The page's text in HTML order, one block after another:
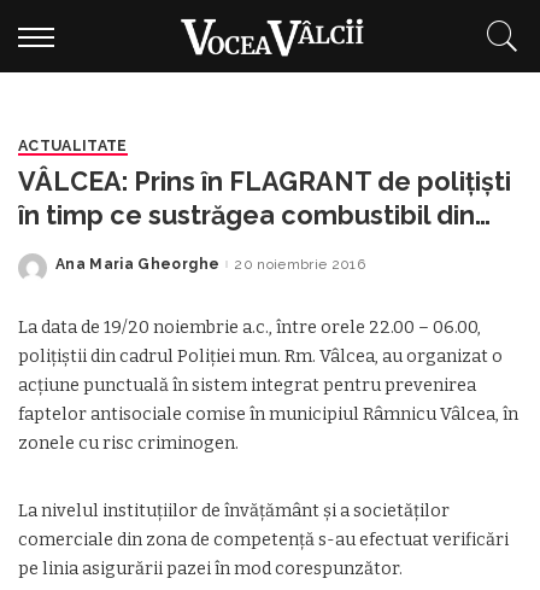
ACTUALITATE
VÂLCEA: Prins în FLAGRANT de poliţişti
în timp ce sustrăgea combustibil din
nişte autotrenuri
Posted
Ana Maria Gheorghe 20 noiembrie 2016
La data de 19/20 noiembrie a.c., între orele 22.00 – 06.00,
poliţiştii din cadrul Poliţiei mun. Rm. Vâlcea, au organizat o
acţiune punctuală în sistem integrat pentru prevenirea
faptelor antisociale comise în municipiul Râmnicu Vâlcea, în
zonele cu risc criminogen.
La nivelul instituţiilor de învăţământ şi a societăţilor
comerciale din zona de competenţă s-au efectuat verificări
pe linia asigurării pazei în mod corespunzător.